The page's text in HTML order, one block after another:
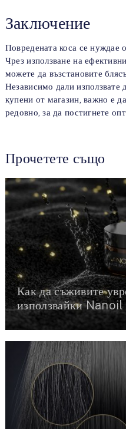
Заключение
Повредената коса се нуждае
Чрез използване на
можете да възстановите
Независимо дали използвате
купени от магазин, важно е
редовно, за да постигнете
Прочетете също
Как да съживите
използвайки